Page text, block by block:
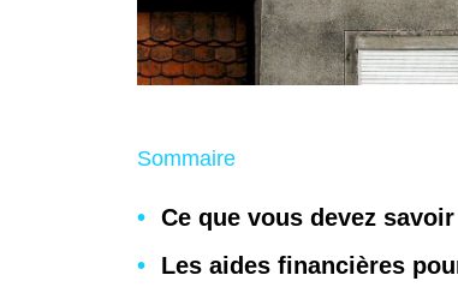
Sommaire
Ce que vous devez
Les aides financières